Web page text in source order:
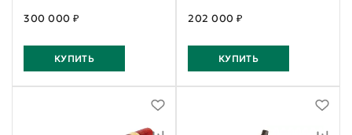
300 000 ₽
КУПИТЬ
202 000 ₽
КУПИТЬ